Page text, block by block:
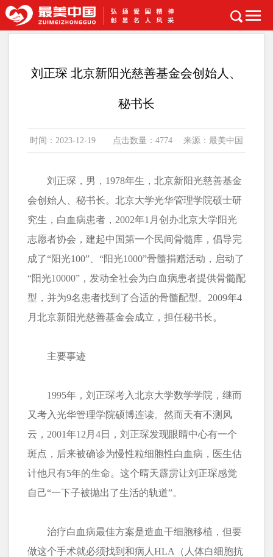
首页 >封面人物
刘正琛 北京新阳光慈善基金会创始人、
秘书长
时间：2023-12-19 点击数量：4774 来源：最美中国
刘正琛，男，1978年生，北京新阳光慈善基金
会创始人、秘书长。北京大学光华管理学院硕士研
究生，白血病患者，2002年1月创办北京大学阳光
志愿者协会，建起中国第一个民间骨髓库，倡导完
成了“阳光100”、“阳光1000”骨髓捐赠活动，启动了
“阳光10000”，发动全社会为白血病患者提供骨髓配
型，并为9名患者找到了合适的骨髓配型。2009年4
月北京新阳光慈善基金会成立，担任秘书长。
主要事迹
1995年，刘正琛考入北京大学数学学院，继而
又考入光华管理学院硕博连读。然而天有不测风
云，2001年12月4日，刘正琛发现眼睛中心有一个
斑点，后来被确诊为慢性粒细胞性白血病，医生估
计他只有5年的生命。这个晴天霹雳让刘正琛感觉
自己“一下子被抛出了生活的轨道”。
治疗白血病最佳方案是造血干细胞移植，但要
做这个手术就必须找到和病人HLA（人体白细胞抗